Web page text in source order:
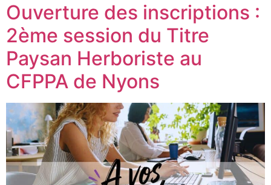
Ouverture des inscriptions :
2ème session du Titre
Paysan Herboriste au
CFPPA de Nyons